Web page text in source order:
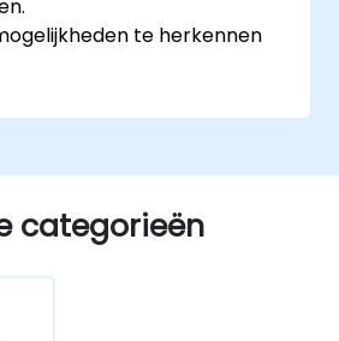
te herkennen
te interpreteren.
optimale reacties op te
kopers.
categorieën